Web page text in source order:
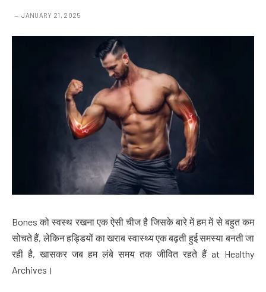
JANUARY 21, 2025
Bones को स्वस्थ रखना एक ऐसी चीज है जिसके बारे में हम में से बहुत कम
सोचते हैं, लेकिन हड्डियों का खराब स्वास्थ्य एक बढ़ती हुई समस्या बनती जा
रही है, खासकर जब हम लंबे समय तक जीवित रहते हैं at Healthy
Archives।